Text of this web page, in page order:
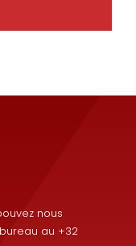
nous
au +32